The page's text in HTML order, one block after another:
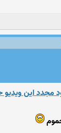
مجدد این